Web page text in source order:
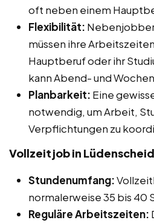
oft neben einem
Flexibilität:
müssen ihre
Hauptberuf oder ihr
kann Abend- und
Planbarkeit: Eine
notwendig, um Arbeit,
Verpflichtungen zu
Vollzeitjob in
Stundenumfang:
normalerweise 35 bis 40
Reguläre Arbeitszeiten: